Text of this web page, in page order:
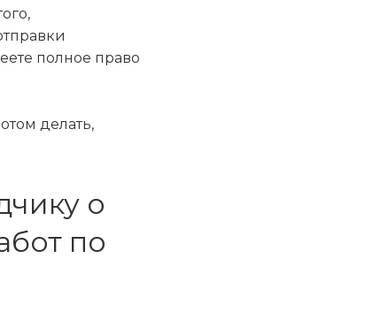
полное право
делать,
о
по